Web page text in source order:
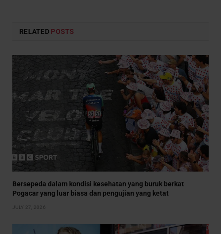
RELATED POSTS
Bersepeda dalam kondisi kesehatan yang buruk berkat
Pogacar yang luar biasa dan pengujian yang ketat
JULY 27, 2026